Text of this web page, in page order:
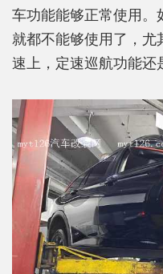
车功能能够正常使用。
就都不能够使用了，尤
速上，定速巡航功能还